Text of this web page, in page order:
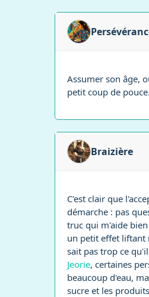
Assumer son âge,
petit coup de
Braizière
C'est clair que
démarche : pas
truc qui m'aide
un petit effet liftant
sait pas trop ce
Jeorie, certaines
beaucoup d'eau,
sucre et les